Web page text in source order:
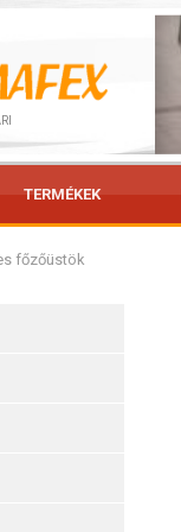
TERMÉKEK
főzőüstök